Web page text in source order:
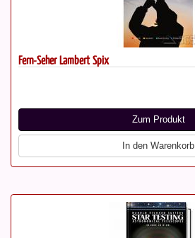
Fern-Seher Lambert Spix
Zum Produkt
In den Warenkorb